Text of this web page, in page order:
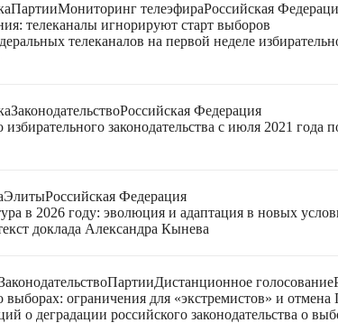
ПартииМониторинг телеэфираРоссийская
телеканалы игнорируют старт выборов
телеканалов на первой неделе
ЗаконодательствоРоссийская Федерация
законодательства с июля 2021 года
ЭлитыРоссийская Федерация
в 2026 году: эволюция и адаптация в новых
доклада Александра Кынева
ПартииДистанционное голосование
выборах: ограничения для «экстремистов» и
о деградации российского законодательства о